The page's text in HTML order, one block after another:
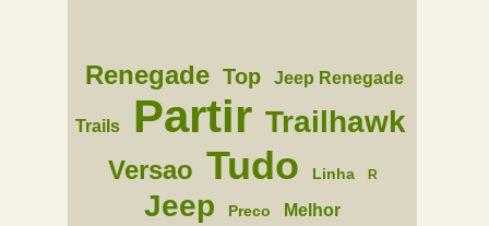
Renegade Top Jeep Renegade
Trails Partir Trailhawk
Versao Tudo Linha R
Jeep Preco Melhor